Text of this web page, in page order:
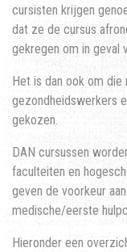
cursisten krijgen
dat ze de cursus
gekregen om in geval
Het is dan ook om
gezondheidswerkers
gekozen.
DAN cursussen
faculteiten en
geven de voorkeur
medische/eerste
Hieronder een